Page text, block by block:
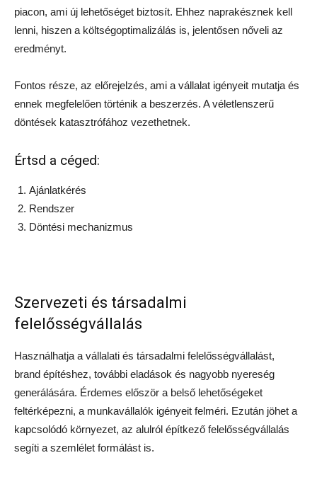
piacon, ami új lehetőséget biztosít. Ehhez naprakésznek kell
lenni, hiszen a költségoptimalizálás is, jelentősen nőveli az
eredményt.
Fontos része, az előrejelzés, ami a vállalat igényeit mutatja és
ennek megfelelően történik a beszerzés. A véletlenszerű
döntések katasztrófához vezethetnek.
Értsd a céged:
Ajánlatkérés
Rendszer
Döntési mechanizmus
Szervezeti és társadalmi
felelősségvállalás
Használhatja a vállalati és társadalmi felelősségvállalást,
brand építéshez, további eladások és nagyobb nyereség
generálására. Érdemes először a belső lehetőségeket
feltérképezni, a munkavállalók igényeit felméri. Ezután jöhet a
kapcsolódó környezet, az alulról építkező felelősségvállalás
segíti a szemlélet formálást is.